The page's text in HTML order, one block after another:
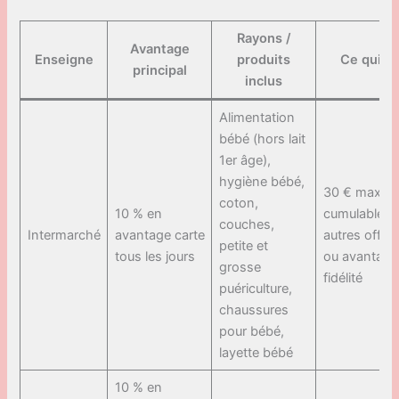
Enseigne
Avantage
principal
Rayons /
produits
inclus
Ce qui
Intermarché
10 % en
avantage carte
tous les jours
Alimentation
bébé (hors lait
1er âge),
hygiène bébé,
coton,
couches,
petite et
grosse
puériculture,
chaussures
pour bébé,
layette bébé
30 € max/
cumulable
autres
ou
fidélité
10 % en